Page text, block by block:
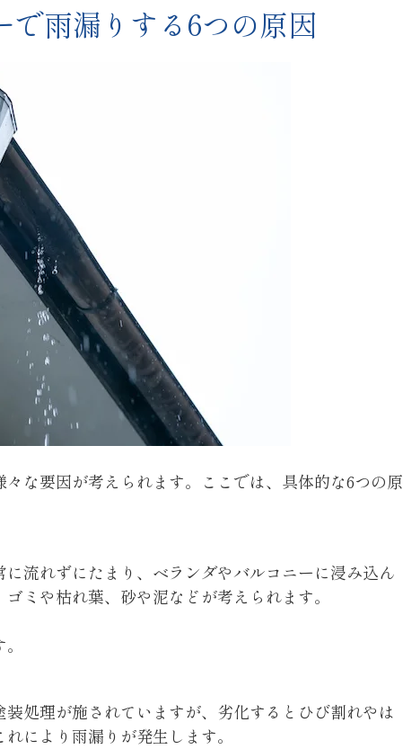
で雨漏りする6つの原因
な要因が考えられます。ここでは、具体的な6つの原
流れずにたまり、ベランダやバルコニーに浸み込ん
ミや枯れ葉、砂や泥などが考えられます。
処理が施されていますが、劣化するとひび割れやは
により雨漏りが発生します。